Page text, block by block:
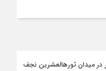
میدان ثورهالعشرین نجف